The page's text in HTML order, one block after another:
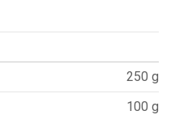
250 g
100 g